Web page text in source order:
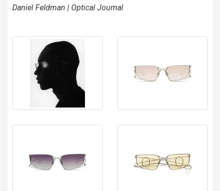
Daniel Feldman | Optical Journal